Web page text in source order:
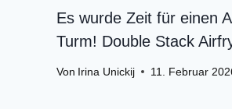
Es wurde Zeit für einen
Turm! Double Stack
Von Irina Unickij 11. Februar